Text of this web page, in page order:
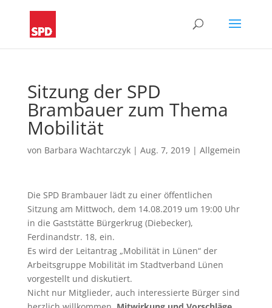
Sitzung der SPD
Brambauer zum Thema
Mobilität
von Barbara Wachtarczyk| Aug. 7, 2019| Allgemein
Die SPD Brambauer lädt zu einer öffentlichen
Sitzung am Mittwoch, dem 14.08.2019 um 19:00 Uhr
in die Gaststätte Bürgerkrug (Diebecker),
Ferdinandstr. 18, ein.
Es wird der Leitantrag „Mobilität in Lünen“ der
Arbeitsgruppe Mobilität im Stadtverband Lünen
vorgestellt und diskutiert.
Nicht nur Mitglieder, auch interessierte Bürger sind